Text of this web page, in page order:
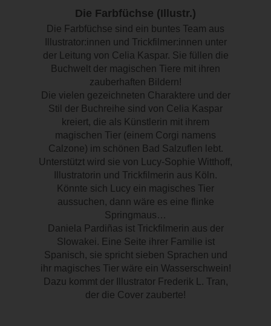
Die Farbfüchse (Illustr.)
Die Farbfüchse sind ein buntes Team aus
Illustrator:innen und Trickfilmer:innen unter
der Leitung von Celia Kaspar. Sie füllen die
Buchwelt der magischen Tiere mit ihren
zauberhaften Bildern!
Die vielen gezeichneten Charaktere und der
Stil der Buchreihe sind von Celia Kaspar
kreiert, die als Künstlerin mit ihrem
magischen Tier (einem Corgi namens
Calzone) im schönen Bad Salzuflen lebt.
Unterstützt wird sie von Lucy-Sophie Witthoff,
Illustratorin und Trickfilmerin aus Köln.
Könnte sich Lucy ein magisches Tier
aussuchen, dann wäre es eine flinke
Springmaus…
Daniela Pardiñas ist Trickfilmerin aus der
Slowakei. Eine Seite ihrer Familie ist
Spanisch, sie spricht sieben Sprachen und
ihr magisches Tier wäre ein Wasserschwein!
Dazu kommt der Illustrator Frederik L. Tran,
der die Cover zauberte!